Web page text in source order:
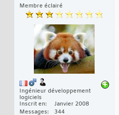
Membre éclairé
Ingénieur développement
logiciels
Inscrit en
Janvier 2008
Messages
344